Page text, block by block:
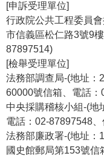
[申訴受理單位]
行政院公共工程委員
市信義區松仁路3號9
87897514)
[檢舉受理單位]
法務部調查局-(地址：
60000號信箱、電話
中央採購稽核小組-(地
電話：02-87897548
法務部廉政署-(地址：
國史館郵局第153號